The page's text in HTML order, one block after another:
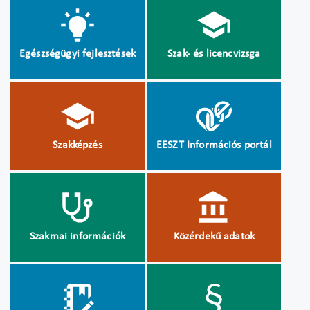
Egészségügyi fejlesztések Szak- és licencvizsga
Szakképzés EESZT Információs portál
Szakmai információk Közérdekű adatok